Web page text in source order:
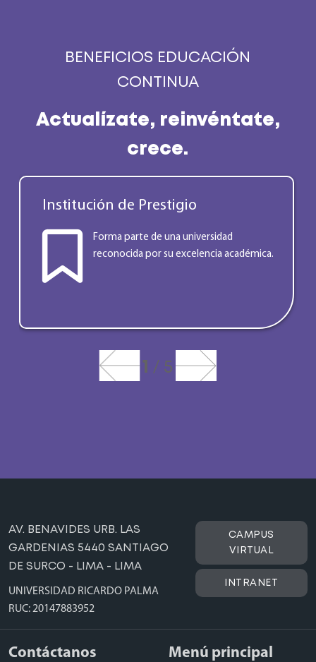
BENEFICIOS EDUCACIÓN
CONTINUA
Actualízate, reinvéntate,
crece.
Institución de Prestigio
Forma parte de una universidad
reconocida por su excelencia académica.
1 / 5
AV. BENAVIDES URB. LAS
GARDENIAS 5440 SANTIAGO
DE SURCO - LIMA - LIMA
UNIVERSIDAD RICARDO PALMA
RUC: 20147883952
CAMPUS
VIRTUAL
INTRANET
Contáctanos Menú principal